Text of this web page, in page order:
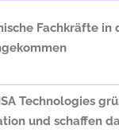
Fachkräfte in
Technologies
und schaffen